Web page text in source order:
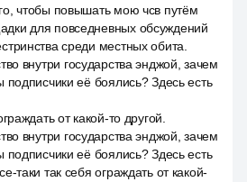
чтобы повышать мою чсв путём
для повседневных обсуждений
среди местных обита.
внутри государства энджой, зачем
подписчики её боялись? Здесь есть
от какой-то другой.
внутри государства энджой, зачем
подписчики её боялись? Здесь есть
таки так себя ограждать от какой-